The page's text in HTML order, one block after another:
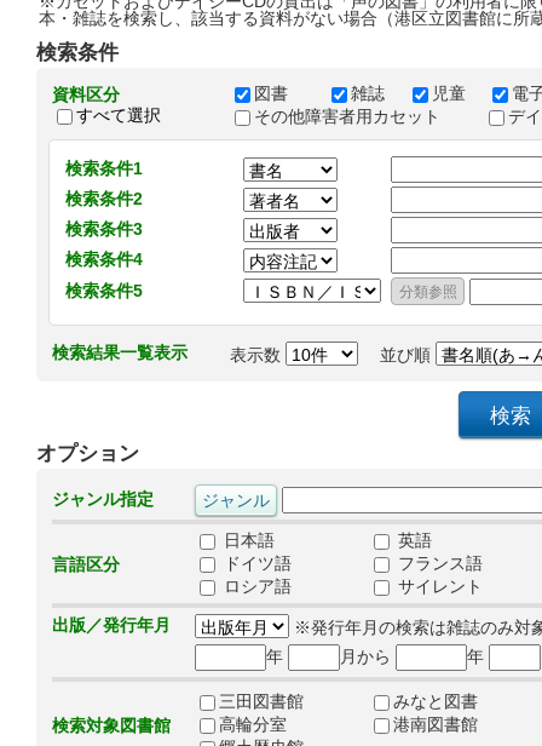
本・雑誌を検索し、該当する資料がない場合（港区立図書館に所
検索条件
資料区分
すべて選択
図書 雑誌 児童
電
その他障害者用カセット
デ
検索条件1
検索条件2
検索条件3
検索条件4
検索条件5
検索結果一覧表示 表示数 並び順
オプション
ジャンル指定
言語区分
日本語
英語
ドイツ語
フランス語
ロシア語
サイレント
出版／発行年月
※発行年月の検索は雑誌のみ対
年
月から 年
検索対象図書館
三田図書館
みなと図書
高輪分室
港南図書館